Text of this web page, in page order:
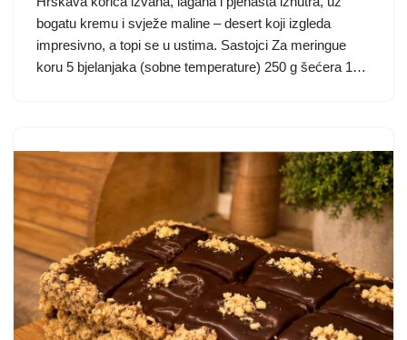
bogatu kremu i svježe maline – desert koji izgleda
impresivno, a topi se u ustima. Sastojci Za meringue
koru 5 bjelanjaka (sobne temperature) 250 g šećera 1…